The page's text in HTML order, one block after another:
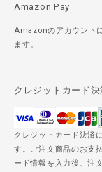
Amazon Pay
Amazonのアカウント
ます。
クレジットカード決
クレジットカード決済
す。ご注文商品のお支
ード情報を入力後、注